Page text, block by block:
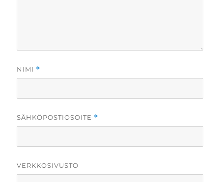
NIMI *
SÄHKÖPOSTIOSOITE *
VERKKOSIVUSTO